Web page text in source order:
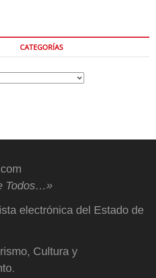
CATEGORÍAS
Todos…»
electrónica del Estado de
Cultura y